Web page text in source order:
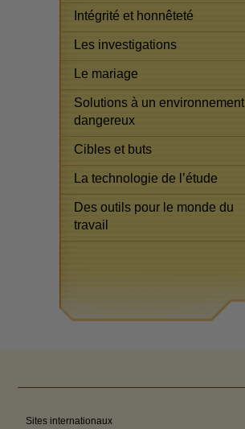
Intégrité et honnêteté
Les investigations
Le mariage
Solutions à un environnement
dangereux
Cibles et buts
La technologie de l’étude
Des outils pour le monde du
travail
Sites internationaux